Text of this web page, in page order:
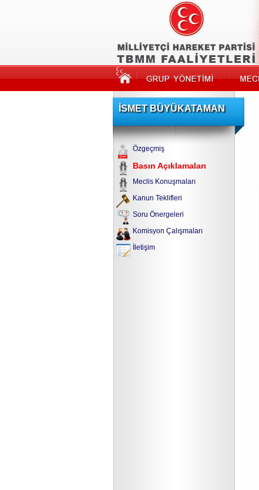
İSMET BÜYÜKATAMAN
Özgeçmiş
Basın Açıklamaları
Meclis Konuşmaları
Kanun Teklifleri
Soru Önergeleri
Komisyon Çalışmaları
İletişim